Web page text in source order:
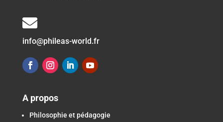

info@phileas-world.fr
A propos
Philosophie et pédagogie